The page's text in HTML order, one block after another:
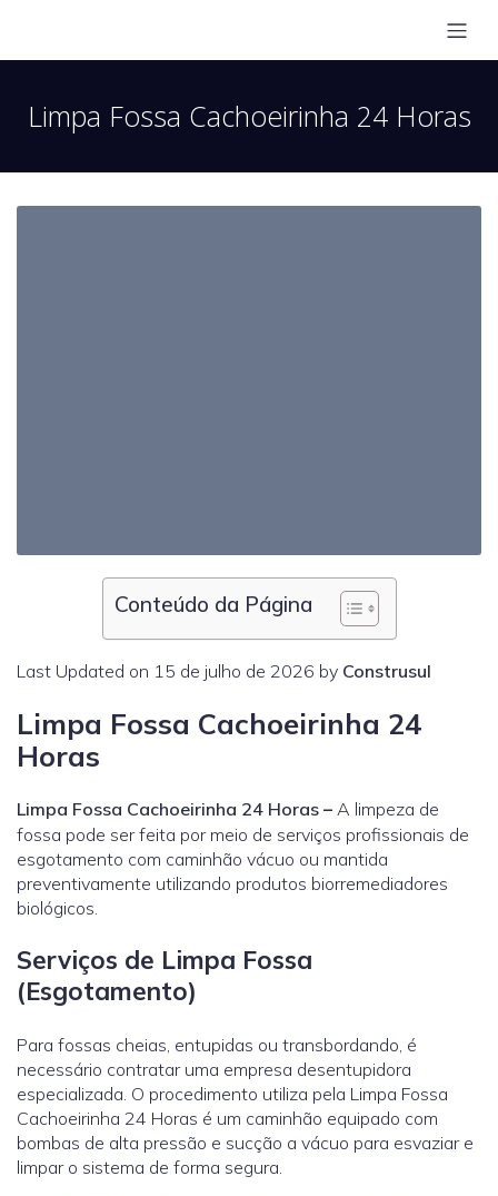
Limpa Fossa Cachoeirinha 24 Horas
Conteúdo da Página
Last Updated on 15 de julho de 2026 by Construsul
Limpa Fossa Cachoeirinha 24
Horas
Limpa Fossa Cachoeirinha 24 Horas – A limpeza de
fossa pode ser feita por meio de serviços profissionais de
esgotamento com caminhão vácuo ou mantida
preventivamente utilizando produtos biorremediadores
biológicos.
Serviços de Limpa Fossa
(Esgotamento)
Para fossas cheias, entupidas ou transbordando, é
necessário contratar uma empresa desentupidora
especializada. O procedimento utiliza pela Limpa Fossa
Cachoeirinha 24 Horas é um caminhão equipado com
bombas de alta pressão e sucção a vácuo para esvaziar e
limpar o sistema de forma segura.